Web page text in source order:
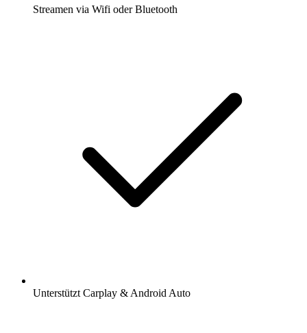
Streamen via Wifi oder Bluetooth
Unterstützt Carplay & Android Auto